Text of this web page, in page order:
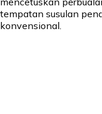
tempatan susulan
konvensional.